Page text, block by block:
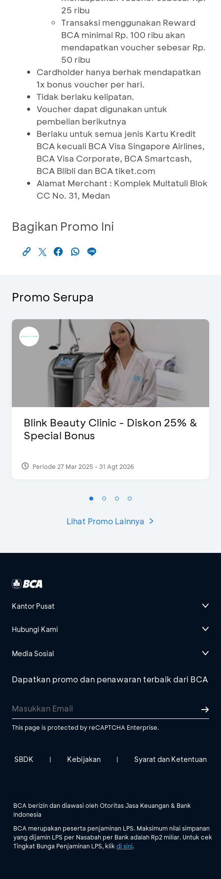
25 ribu
Transaksi menggunakan Reward
BCA minimal Rp. 100 ribu akan
mendapatkan voucher sebesar Rp.
50 ribu
Cardholder hanya berhak mendapatkan
1x bonus voucher per hari.
Tidak berlaku kelipatan.
Voucher dapat digunakan untuk
pembelian berikutnya
Berlaku untuk semua jenis Kartu Kredit
BCA kecuali BCA Visa Singapore Airlines,
BCA Visa Corporate, BCA Smartcash,
BCA Blibli dan BCA tiket.com
Alamat Merchant : Komplek Multatuli Blok
CC No. 31, Medan
Bagikan Promo Ini
Promo Serupa
Blink Beauty Clinic - Diskon 25% &
Special Bonus
Periode 27 Mar 2025 - 31 Agt 2026
Lihat Promo Lainnya
Kantor Pusat
Hubungi Kami
Media Sosial
Dapatkan promo dan penawaran terbaik dari BCA
This page is protected by reCAPTCHA Enterprise.
SBDK | Kebijakan | Syarat dan Ketentuan
BCA berizin dan diawasi oleh Otoritas Jasa Keuangan & Bank
Indonesia
BCA merupakan peserta penjaminan LPS. Maksimum nilai simpanan
yang dijamin LPS per Nasabah per Bank adalah Rp2 miliar. Untuk cek
Tingkat Bunga Penjaminan LPS, klik di sini.